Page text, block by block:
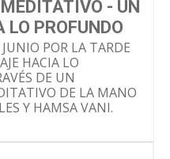
- UN
PROFUNDO
POR LA TARDE
HACIA LO
DE UN
DE LA MANO
Y HAMSA VANI.